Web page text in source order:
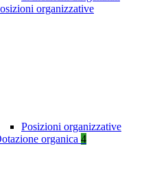
organizzative
Posizioni organizzative
organica 4